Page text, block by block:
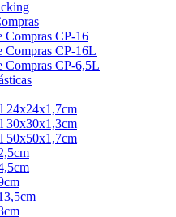
Compras CP-16
Compras CP-16L
Compras CP-6,5L
24x24x1,7cm
30x30x1,3cm
50x50x1,7cm